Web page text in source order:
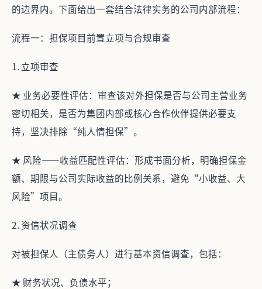
的边界内。下面给出一套结合法律实务的公司内部流程：
流程一：担保项目前置立项与合规审查
1. 立项审查
★ 业务必要性评估：审查该对外担保是否与公司主营业务
密切相关，是否为集团内部或核心合作伙伴提供必要支
持，坚决排除“纯人情担保”。
★ 风险——收益匹配性评估：形成书面分析，明确担保金
额、期限与公司实际收益的比例关系，避免“小收益、大
风险”项目。
2. 资信状况调查
对被担保人（主债务人）进行基本资信调查，包括：
★ 财务状况、负债水平；